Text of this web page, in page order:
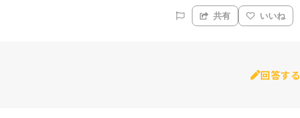
共有 いいね
回答する